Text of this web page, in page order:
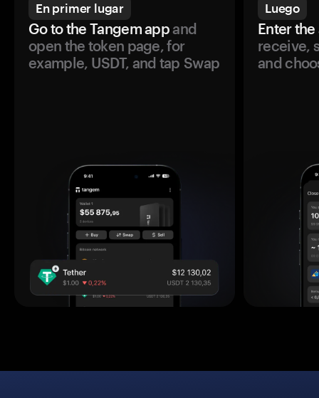
En primer lugar
Go to the Tangem appand
open the token page, for
example, USDT, and tap Swap
Luego
Enter the
receive,
and